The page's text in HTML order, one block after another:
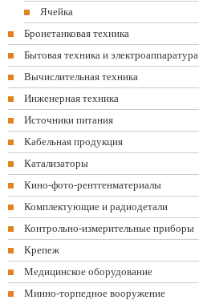
Ячейка
Бронетанковая техника
Бытовая техника и электроаппаратура
Вычислительная техника
Инженерная техника
Источники питания
Кабельная продукция
Катализаторы
Кино-фото-рентгенматериалы
Комплектующие и радиодетали
Контрольно-измерительные приборы
Крепеж
Медицинское оборудование
Минно-торпедное вооружение